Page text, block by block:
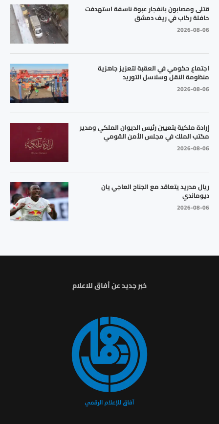
قتلى ومصابون بانفجار عبوة ناسفة استهدفت
حافلة ركاب في ريف دمشق
2026-08-06
اجتماع حكومي في العقبة لتعزيز جاهزية
منظومة النقل وسلاسل التوريد
2026-08-06
إرادة ملكية بتعيين رئيس الديوان الملكي ومدير
مكتب الملك في مجلس الأمن القومي
2026-08-06
ريال مدريد يتعاقد مع الجناح العاجي يان
ديوماندي
2026-08-06
خبر جديد عن أفاق للاعلام